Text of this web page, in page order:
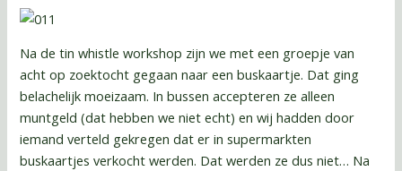
Na de tin whistle workshop zijn we met een groepje van
acht op zoektocht gegaan naar een buskaartje. Dat ging
belachelijk moeizaam. In bussen accepteren ze alleen
muntgeld (dat hebben we niet echt) en wij hadden door
iemand verteld gekregen dat er in supermarkten
buskaartjes verkocht werden. Dat werden ze dus niet… Na